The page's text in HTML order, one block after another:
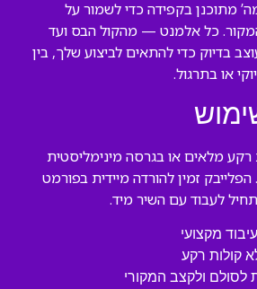
מתוכנן בקפידה כדי לשמור על
כל אלמנט — מהקול הבס ועד
בדיוק כדי להתאים לביצוע שלך, בין
או בתרגול.
מלאים או בגרסה מינימליסטית
זמין להורדה מיידית בפורמט
לעבוד עם השיר מיד.
מקצועי
קולות רקע
ולקצב המקורי